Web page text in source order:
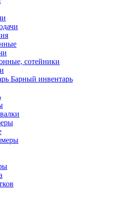
сотейники
Барный инвентарь